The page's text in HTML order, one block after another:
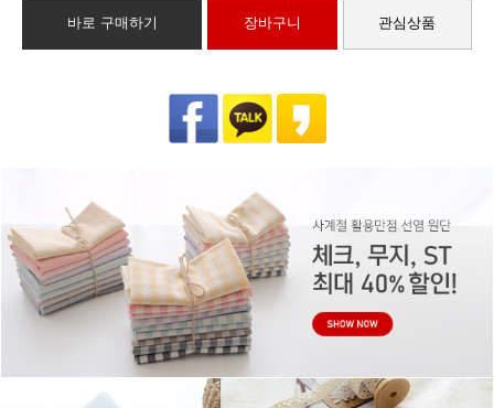
바로 구매하기 장바구니 관심상품